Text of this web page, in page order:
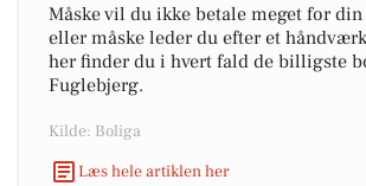
Måske vil du ikke betale meget for
eller måske leder du efter et
her finder du i hvert fald de billigste
Fuglebjerg.
Kilde: Boliga
Læs hele artiklen her